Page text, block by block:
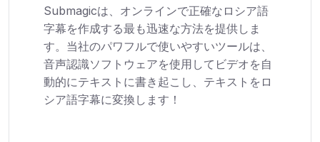
Submagicは、オンラインで正確なロシア語
字幕を作成する最も迅速な方法を提供しま
す。当社のパワフルで使いやすいツールは、
音声認識ソフトウェアを使用してビデオを自
動的にテキストに書き起こし、テキストをロ
シア語字幕に変換します！